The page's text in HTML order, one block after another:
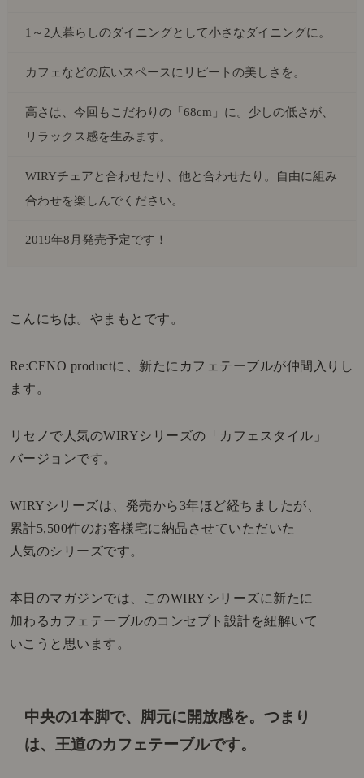
こんにちは。やまもとです。
Re:CENO productに、新たにカフェテーブルが仲間入りし
ます。
リセノで人気のWIRYシリーズの「カフェスタイル」
バージョンです。
WIRYシリーズは、発売から3年ほど経ちましたが、
累計5,500件のお客様宅に納品させていただいた
人気のシリーズです。
本日のマガジンでは、このWIRYシリーズに新たに
加わるカフェテーブルのコンセプト設計を紐解いて
いこうと思います。
中央の1本脚で、脚元に開放感を。つまり
は、王道のカフェテーブルです。
1～2人暮らしのダイニングとして小さなダイニングに。
カフェなどの広いスペースにリピートの美しさを。
高さは、今回もこだわりの「68cm」に。少しの低さが、
リラックス感を生みます。
WIRYチェアと合わせたり、他と合わせたり。自由に組み
合わせを楽しんでください。
2019年8月発売予定です！